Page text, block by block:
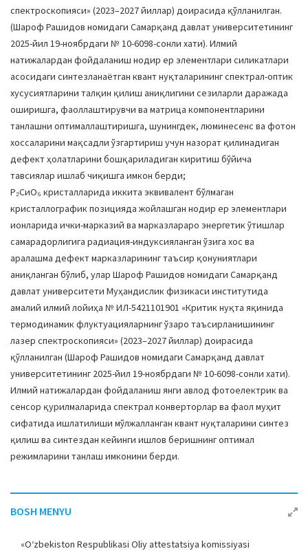
спектроскопияси» (2023–2027 йиллар) доирасида қўлланилган.
(Шароф Рашидов номидаги Самарқанд давлат университетининг
2025-йил 19-ноябрдаги № 10-6098-сонли хати). Илмий
натижалардан фойдаланиш нодир ер элементлари силикатлари
асосидаги синтезланаётган квант нуқталарининг спектрал-оптик
хусусиятларини талқин қилиш аниқлигини сезиларли даражада
оширишга, фаоллаштирувчи ва матрица компонентларини
танлашни оптималлаштиришга, шунингдек, люминесенс ва фотон
хоссаларини мақсадли ўзгартириш учун назорат қилинадиган
дефект ҳолатларини бошқариладиган киритиш бўйича
тавсиялар ишлаб чиқишга имкон берди;
Р₂СиО₅ кристалларида иккита эквивалент бўлмаган
кристаллографик позицияда жойлашган нодир ер элементлари
ионларида ички-марказий ва марказлараро энергетик ўтишлар
самарадорлигига радиация-индуксияланган ўзига хос ва
аралашма дефект марказларининг таъсир қонуниятлари
аниқланган бўлиб, улар Шароф Рашидов номидаги Самарқанд
давлат университети Муҳандислик физикаси институтида
амалий илмий лойиҳа № ИЛ-5421101901 «Критик нуқта яқинида
термодинамик флуктуацияларнинг ўзаро таъсирланишининг
лазер спектроскопияси» (2023–2027 йиллар) доирасида
қўлланилган (Шароф Рашидов номидаги Самарқанд давлат
университетининг 2025-йил 19-ноябрдаги № 10-6098-сонли хати).
Илмий натижалардан фойдаланиш янги авлод фотоелектрик ва
сенсор қурилмаларида спектрал конверторлар ва фаол муҳит
сифатида ишлатилиши мўлжалланган квант нуқталарини синтез
қилиш ва синтездан кейинги ишлов беришнинг оптимал
режимларини танлаш имконини берди.
BOSH MENYU
«O‘zbekiston Respublikasi Oliy attestatsiya komissiyasi